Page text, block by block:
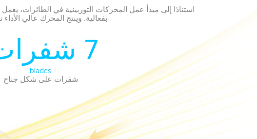
استنادًا إلى مبدأ عمل المحركات التوربينية في الطائرات،
بفعالية. وينتج المحرك عالي
7 شفرات
blades
شفرات على شكل جناح